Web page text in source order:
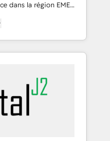
1% of 6,500+
2023 HubSpot
scale and close
HubSpot (the right
admin Contact
dans la région EMEA
de 115 experts en
Revops, CRM
agency and an
EMEA - USA